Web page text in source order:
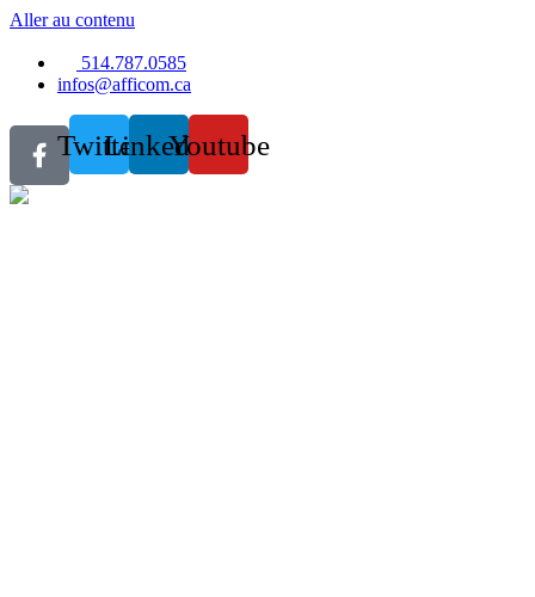
Aller au contenu
514.787.0585
infos@afficom.ca
TwitterLinkedinYoutube